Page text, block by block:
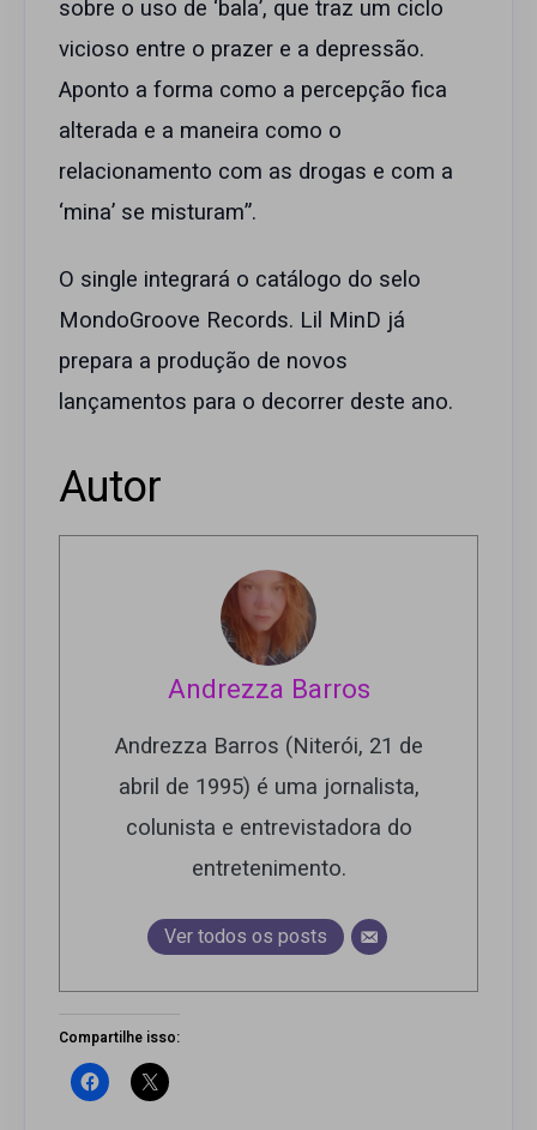
sobre o uso de ‘bala’, que traz um ciclo
vicioso entre o prazer e a depressão.
Aponto a forma como a percepção fica
alterada e a maneira como o
relacionamento com as drogas e com a
‘mina’ se misturam”.
O single integrará o catálogo do selo
MondoGroove Records. Lil MinD já
prepara a produção de novos
lançamentos para o decorrer deste ano.
Autor
Andrezza Barros
Andrezza Barros (Niterói, 21 de
abril de 1995) é uma jornalista,
colunista e entrevistadora do
entretenimento.
Ver todos os posts
Compartilhe isso: